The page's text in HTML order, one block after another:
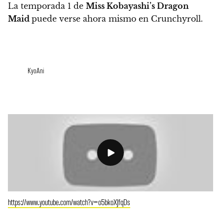
La temporada 1 de Miss Kobayashi’s Dragon
Maid puede verse ahora mismo en Crunchyroll.
KyoAni
https://www.youtube.com/watch?v=o5bkoXJfqDs